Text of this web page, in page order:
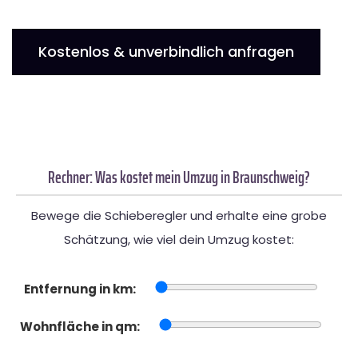
Kostenlos & unverbindlich anfragen
Rechner: Was kostet mein Umzug in Braunschweig?
Bewege die Schieberegler und erhalte eine grobe
Schätzung, wie viel dein Umzug kostet:
Entfernung in km:
Wohnfläche in qm: